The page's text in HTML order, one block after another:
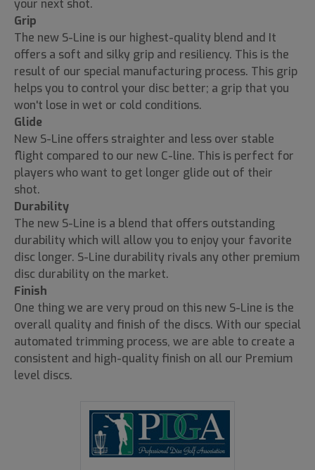
your next shot.
Grip
The new S-Line is our highest-quality blend and It
offers a soft and silky grip and resiliency. This is the
result of our special manufacturing process. This grip
helps you to control your disc better; a grip that you
won't lose in wet or cold conditions.
Glide
New S-Line offers straighter and less over stable
flight compared to our new C-line. This is perfect for
players who want to get longer glide out of their
shot.
Durability
The new S-Line is a blend that offers outstanding
durability which will allow you to enjoy your favorite
disc longer. S-Line durability rivals any other premium
disc durability on the market.
Finish
One thing we are very proud on this new S-Line is the
overall quality and finish of the discs. With our special
automated trimming process, we are able to create a
consistent and high-quality finish on all our Premium
level discs.